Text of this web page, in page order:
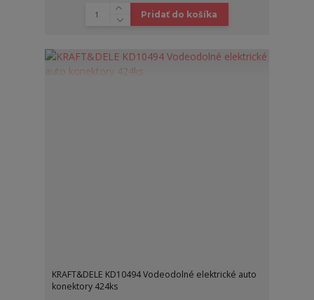
Pridať do košíka
KRAFT&DELE KD10494 Vodeodolné elektrické auto
konektory 424ks